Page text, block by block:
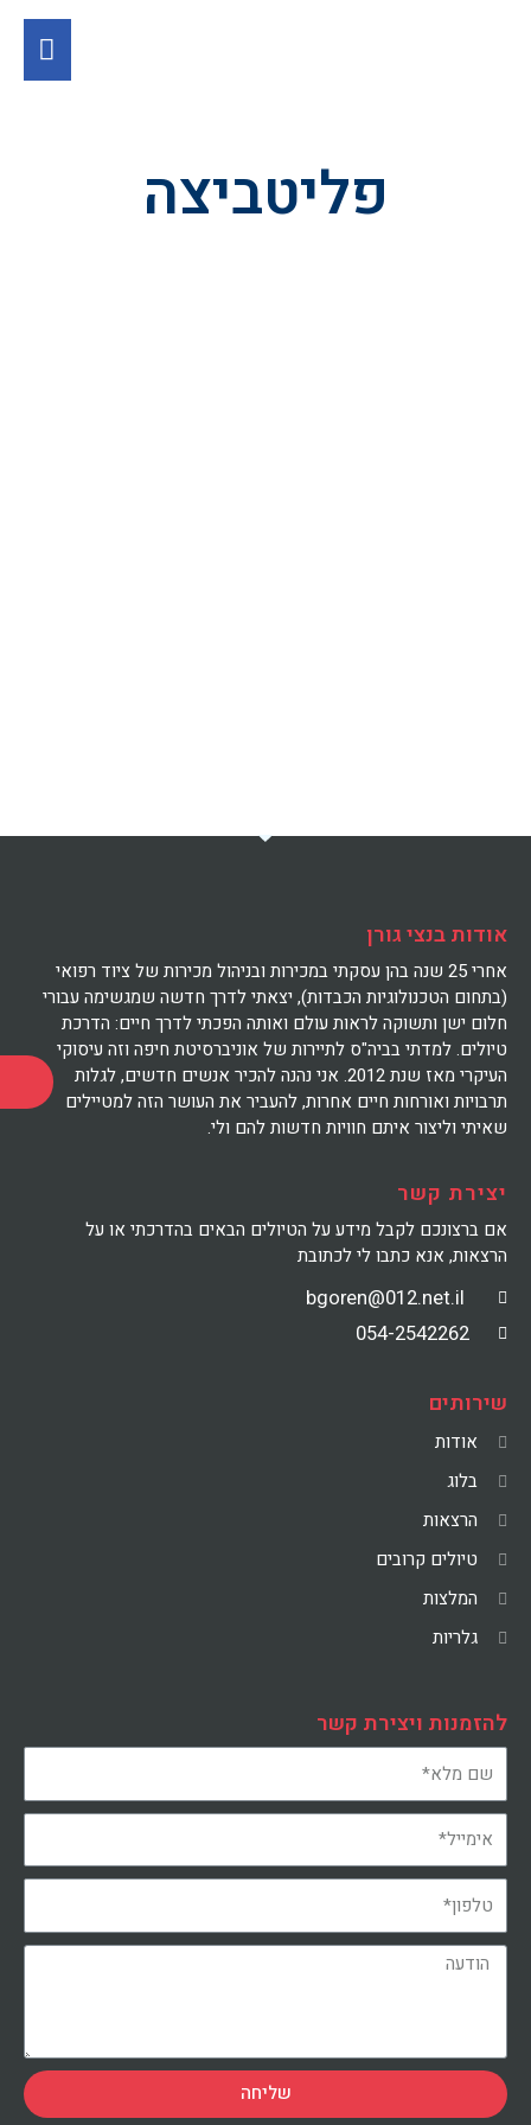
פליטביצה
אודות בנצי גורן
אחרי 25 שנה בהן עסקתי במכירות ובניהול מכירות של ציוד רפואי
(בתחום הטכנולוגיות הכבדות), יצאתי לדרך חדשה שמגשימה עבורי
חלום ישן ותשוקה לראות עולם ואותה הפכתי לדרך חיים: הדרכת
טיולים. למדתי בביה"ס לתיירות של אוניברסיטת חיפה וזה עיסוקי
העיקרי מאז שנת 2012. אני נהנה להכיר אנשים חדשים, לגלות
תרבויות ואורחות חיים אחרות, להעביר את העושר הזה למטיילים
שאיתי וליצור איתם חוויות חדשות להם ולי.
יצירת קשר
אם ברצונכם לקבל מידע על הטיולים הבאים בהדרכתי או על
הרצאות, אנא כתבו לי לכתובת
054-2542262
שירותים
אודות
בלוג
הרצאות
טיולים קרובים
המלצות
גלריות
להזמנות ויצירת קשר
שליחה